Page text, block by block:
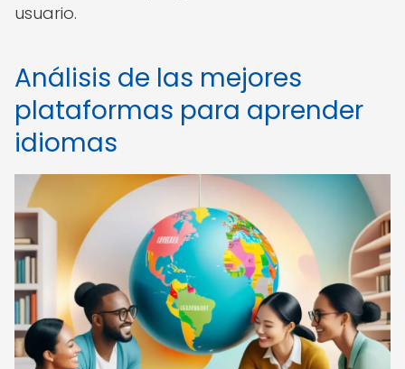
usuario.
Análisis de las mejores
plataformas para aprender
idiomas